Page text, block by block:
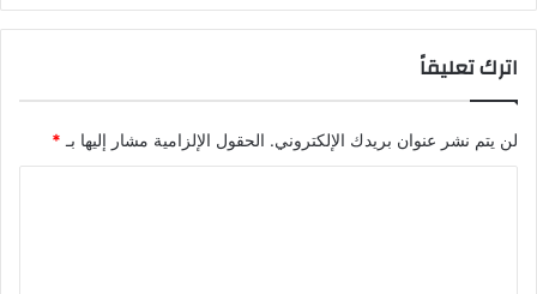
اترك تعليقاً
لن يتم نشر عنوان بريدك الإلكتروني. الحقول الإلزامية مشار إليها بـ *